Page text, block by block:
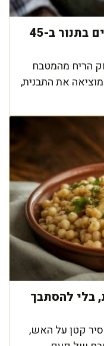
תפוחי אדמה דרוסים משגעים בתנור ב-45
הריח מהמטבח
את התבנית,
ב-10 דקות, בלי להסתבך
קטן על האש,